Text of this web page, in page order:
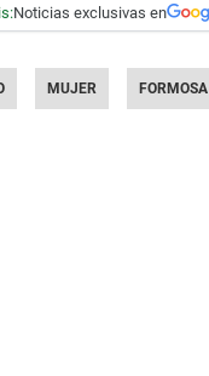
Noticias exclusivas en
MUJER FORMOSA